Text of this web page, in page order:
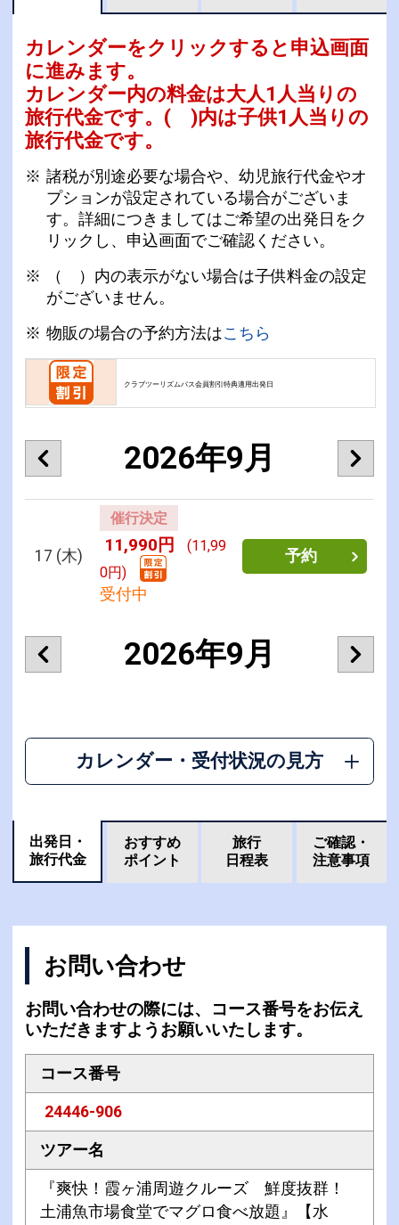
カレンダーをクリックすると申込画面
に進みます。
カレンダー内の料金は大人1人当りの
旅行代金です。 ( )内は子供1人当りの
旅行代金です。
諸税が別途必要な場合や、幼児旅行代金やオ
プションが設定されている場合がございま
す。詳細につきましてはご希望の出発日をク
リックし、申込画面でご確認ください。
（ ）内の表示がない場合は子供料金の設定
がございません。
物販の場合の予約方法はこちら
クラブツーリズムパス会員割引特典適用出発日
2026年9月
17 (木)
催行決定
11,990円
(11,99
0円)
受付中
予約
2026年9月
カレンダー・受付状況の見方
出発日・
旅行代金
おすすめ
ポイント
旅行
日程表
ご確認・
注意事項
お問い合わせ
お問い合わせの際には、コース番号をお伝え
いただきますようお願いいたします。
コース番号
24446-906
ツアー名
『爽快！霞ヶ浦周遊クルーズ 鮮度抜群！
土浦魚市場食堂でマグロ食べ放題』【水